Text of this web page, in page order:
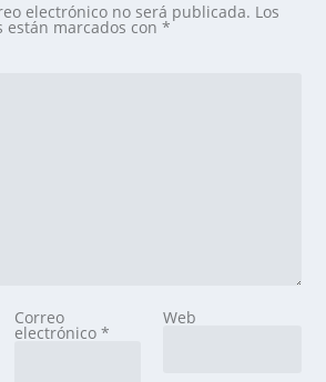
electrónico no será publicada. Los
están marcados con*
Correo
electrónico *
Web